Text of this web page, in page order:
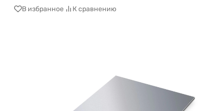
В избранное К сравнению